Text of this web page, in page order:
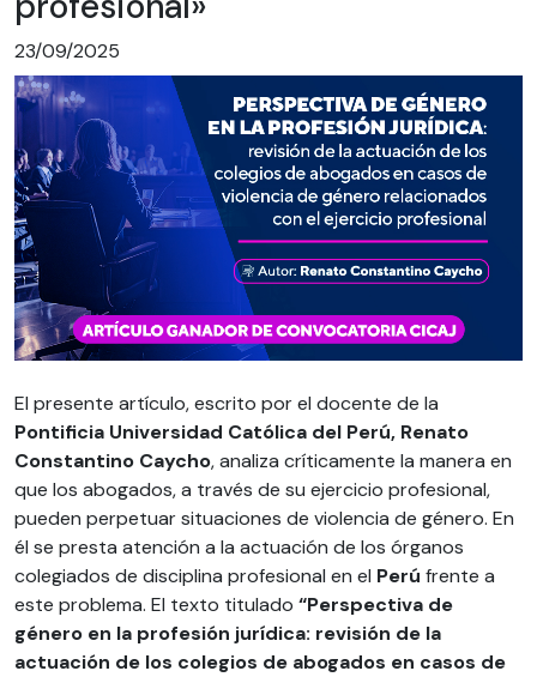
23/09/2025
El presente artículo, escrito por el docente de la
Pontificia Universidad Católica del Perú, Renato
Constantino Caycho, analiza críticamente la manera en
que los abogados, a través de su ejercicio profesional,
pueden perpetuar situaciones de violencia de género. En
él se presta atención a la actuación de los órganos
colegiados de disciplina profesional en el Perú frente a
este problema. El texto titulado “Perspectiva de
género en la profesión jurídica: revisión de la
actuación de los colegios de abogados en casos de